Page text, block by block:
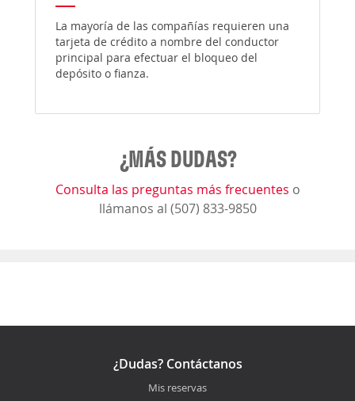
La mayoría de las compañías requieren una
tarjeta de crédito a nombre del conductor
principal para efectuar el bloqueo del
depósito o fianza.
¿MÁS DUDAS?
Consulta las preguntas más frecuentes o
llámanos al (507) 833-9850
¿Dudas? Contáctanos
Mis reservas